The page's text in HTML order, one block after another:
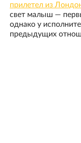
прилетел из
свет малыш —
однако у
предыдущих